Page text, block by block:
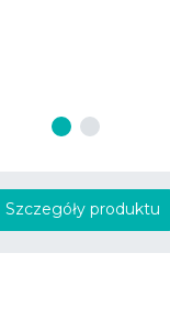
Szczegóły produktu